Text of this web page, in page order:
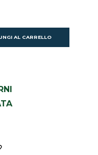
AL CARRELLO